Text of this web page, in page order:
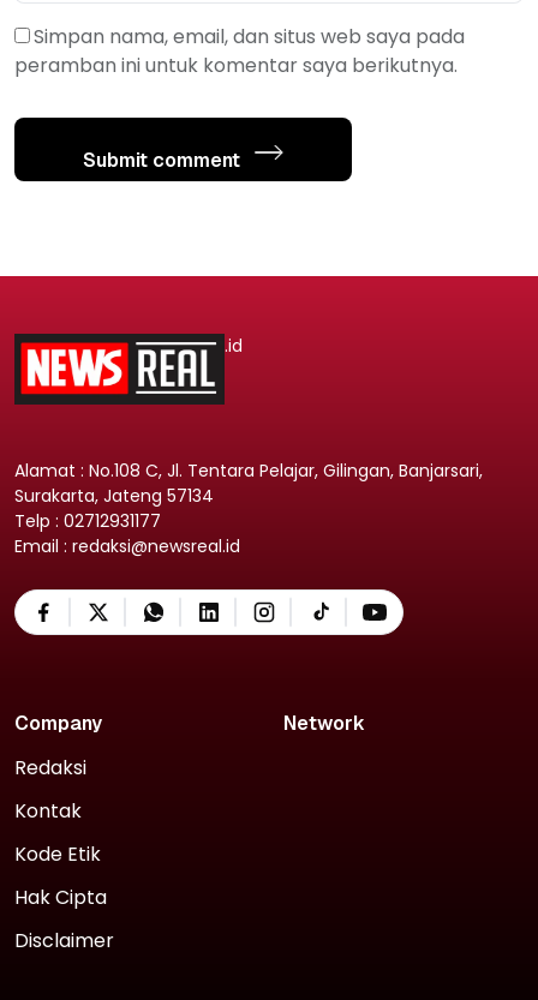
Simpan nama, email, dan situs web saya pada
peramban ini untuk komentar saya berikutnya.
Submit comment
.id
Alamat : No.108 C, Jl. Tentara Pelajar, Gilingan, Banjarsari,
Surakarta, Jateng 57134
Telp : 02712931177
Email : redaksi@newsreal.id
Company
Redaksi
Kontak
Kode Etik
Hak Cipta
Disclaimer
Network